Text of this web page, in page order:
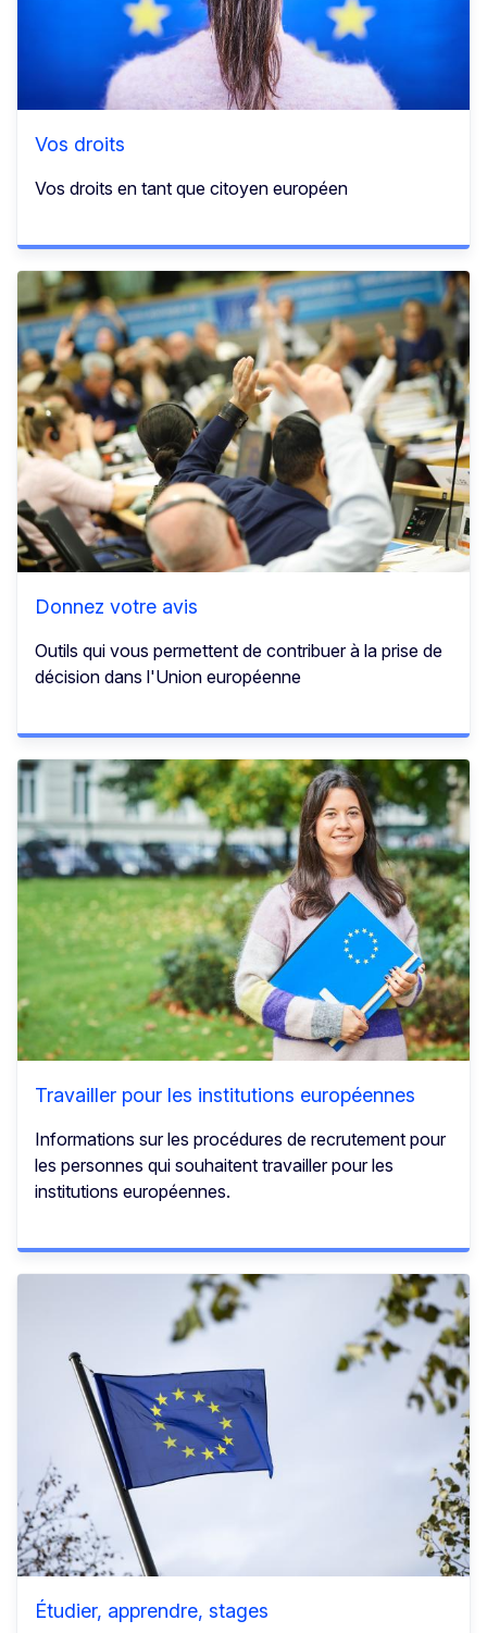
Vos droits
Vos droits en tant que citoyen européen
Donnez votre avis
Outils qui vous permettent de contribuer à la prise de
décision dans l'Union européenne
Travailler pour les institutions européennes
Informations sur les procédures de recrutement pour
les personnes qui souhaitent travailler pour les
institutions européennes.
Étudier, apprendre, stages